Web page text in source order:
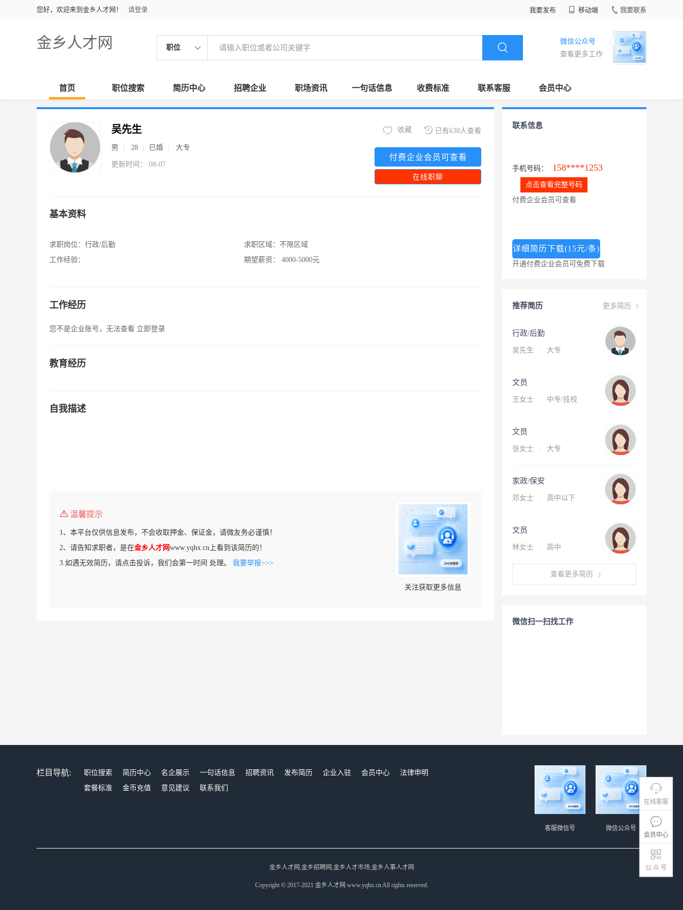
您好，欢迎来到金乡人才网！ 请登录 我要发布 移动端 我要联系
金乡人才网 职位
微信公众号
查看更多工作
首页 职位搜索 简历中心 招聘企业 职场资讯 一句话信息 收费标准 联系客服 会员中心
在线客服
会员中心
公 众 号
吴先生
男 28 已婚 大专
更新时间： 08-07
已有630人查看
收藏
付费企业会员可查看
在线职聊
基本资料
求职岗位： 行政/后勤
工作经验：
求职区域： 不限区域
期望薪资：
4000-5000元
工作经历
您不是企业账号，无法查看 立即登录
教育经历
自我描述
温馨提示
1、本平台仅供信息发布，不会收取押金、保证金，请微友务必谨慎！
2、请告知求职者，是在金乡人才网www.yqhx.cn上看到该简历的！
3.如遇无效简历，请点击投诉，我们会第一时间 处理。 我要举报>>>
关注获取更多信息
联系信息
手机号码： 158****1253
点击查看完整号码
付费企业会员可查看
详细简历下载(15元/条)
开通付费企业会员可免费下载
更多简历
推荐简历
行政/后勤
吴先生 · 大专
文员
王女士 · 中专/技校
文员
张女士 · 大专
家政/保安
邓女士 · 高中以下
文员
林女士 · 高中
查看更多简历
微信扫一扫找工作
栏目导航: 职位搜索 简历中心 名企展示 一句话信息 招聘资讯 发布简历 企业入驻 会员中心
法律申明
套餐标准
金币充值 意见建议 联系我们
微信公众号
客服微信号
金乡人才网,金乡招聘网,金乡人才市场,金乡人事人才网
Copyright © 2017-2021 金乡人才网 www.yqhx.cn All rights reserved.